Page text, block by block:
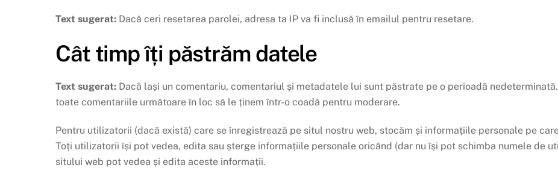
Text sugerat: Dacă ceri resetarea parolei, adresa ta IP va fi inclusă în emailul pentru resetare.
Cât timp îți păstrăm datele
Text sugerat: Dacă lași un comentariu, comentariul și metadatele lui sunt păstrate pe o perioadă
toate comentariile următoare în loc să le ținem într-o coadă pentru moderare.
Pentru utilizatorii (dacă există) care se înregistrează pe situl nostru web, stocăm și informațiile personale pe
Toți utilizatorii își pot vedea, edita sau șterge informațiile personale oricând (dar nu își pot schimba numele de
sitului web pot vedea și edita aceste informații.